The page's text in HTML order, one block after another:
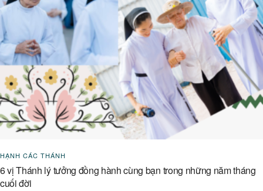
HẠNH CÁC THÁNH
6 vị Thánh lý tưởng đồng hành cùng bạn trong những năm tháng
cuối đời